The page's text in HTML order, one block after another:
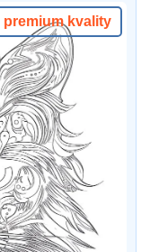
kvality